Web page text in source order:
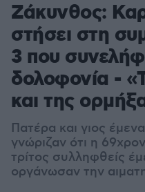
Ζάκυνθος:
στήσει στη
3 που
δολοφονία -
και της
Πατέρα και γιος
γνώριζαν ότι η
τρίτος συλληφθείς
οργάνωσαν την